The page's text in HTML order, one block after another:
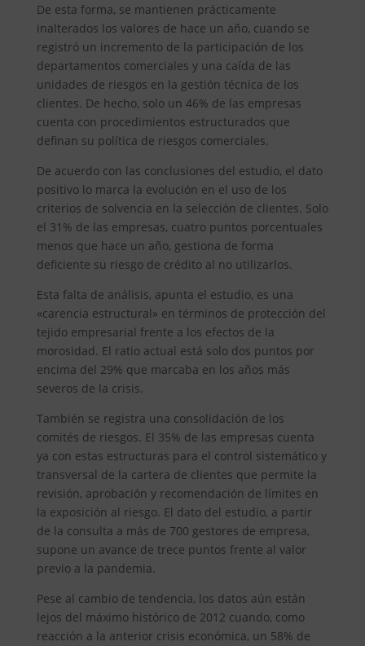
De esta forma, se mantienen prácticamente
inalterados los valores de hace un año, cuando se
registró un incremento de la participación de los
departamentos comerciales y una caída de las
unidades de riesgos en la gestión técnica de los
clientes. De hecho, solo un 46% de las empresas
cuenta con procedimientos estructurados que
definan su política de riesgos comerciales.
De acuerdo con las conclusiones del estudio, el dato
positivo lo marca la evolución en el uso de los
criterios de solvencia en la selección de clientes. Solo
el 31% de las empresas, cuatro puntos porcentuales
menos que hace un año, gestiona de forma
deficiente su riesgo de crédito al no utilizarlos.
Esta falta de análisis, apunta el estudio, es una
«carencia estructural» en términos de protección del
tejido empresarial frente a los efectos de la
morosidad. El ratio actual está solo dos puntos por
encima del 29% que marcaba en los años más
severos de la crisis.
También se registra una consolidación de los
comités de riesgos. El 35% de las empresas cuenta
ya con estas estructuras para el control sistemático y
transversal de la cartera de clientes que permite la
revisión, aprobación y recomendación de límites en
la exposición al riesgo. El dato del estudio, a partir
de la consulta a más de 700 gestores de empresa,
supone un avance de trece puntos frente al valor
previo a la pandemia.
Pese al cambio de tendencia, los datos aún están
lejos del máximo histórico de 2012 cuando, como
reacción a la anterior crisis económica, un 58% de